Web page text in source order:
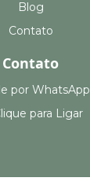
Blog
Contato
Contato
por WhatsApp
para Ligar